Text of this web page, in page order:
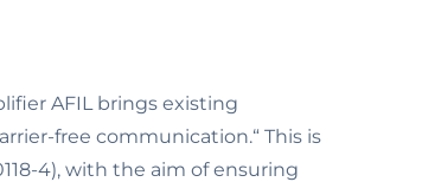
AFIL brings existing
free communication.“ This is
4), with the aim of ensuring